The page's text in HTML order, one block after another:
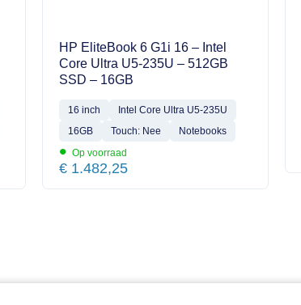
HP EliteBook 6 G1i 16 – Intel
Core Ultra U5-235U – 512GB
SSD – 16GB
16 inch
Intel Core Ultra U5-235U
16GB
Touch: Nee Notebooks
• Op voorraad
€ 1.482,25